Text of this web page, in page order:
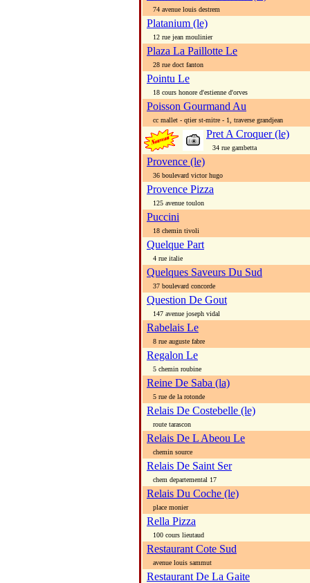
74 avenue louis destrem
Platanium (le)
12 rue jean moulinier
Plaza La Paillotte Le
28 rue doct fanton
Pointu Le
18 cours honore d'estienne d'orves
Poisson Gourmand Au
cc mallet - qtier st-mitre - 1, traverse grandjean
Pret A Croquer (le)
34 rue gambetta
Provence (le)
36 boulevard victor hugo
Provence Pizza
125 avenue toulon
Puccini
18 chemin tivoli
Quelque Part
4 rue italie
Quelques Saveurs Du Sud
37 boulevard concorde
Question De Gout
147 avenue joseph vidal
Rabelais Le
8 rue auguste fabre
Regalon Le
5 chemin roubine
Reine De Saba (la)
5 rue de la rotonde
Relais De Costebelle (le)
route tarascon
Relais De L Abeou Le
chemin source
Relais De Saint Ser
chem departemental 17
Relais Du Coche (le)
place monier
Rella Pizza
100 cours lieutaud
Restaurant Cote Sud
avenue louis sammut
Restaurant De La Gaite